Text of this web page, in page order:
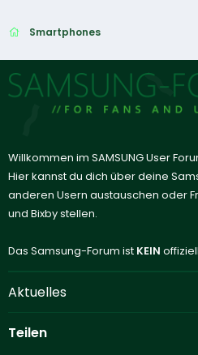
Smartphones
Willkommen im SAMSUNG User
Hier kannst du dich über deine
anderen Usern austauschen oder
und Bixby stellen.
Das Samsung-Forum ist KEIN
Aktuelles
Teilen